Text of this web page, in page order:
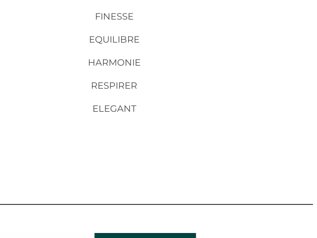
FINESSE
EQUILIBRE
HARMONIE
RESPIRER
ELEGANT